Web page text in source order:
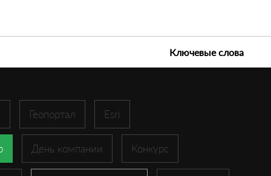
Ключевые слова
Геопортал Esri
День компании Конкурс